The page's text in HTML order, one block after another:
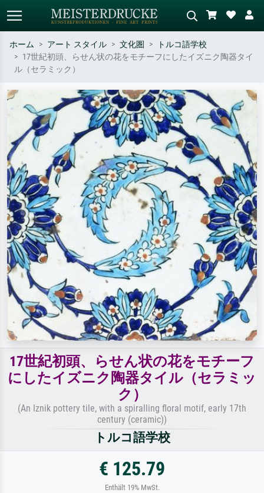
標準検索
– 例：モネ、星月夜、印象派、北
斎の波、ヌード。
緑の草原、赤の多い抽象画、暗い
油絵、木のそばの立ち姿のヌー
ド。
ホーム アート スタイル 文化圏
トルコ語学校
17世紀初頭、らせん状の花をモチーフにしたイズニク陶器タイ
ル（セラミック）
17世紀初頭、らせん状の花をモチーフ
にしたイズニク陶器タイル（セラミッ
ク）
(An Iznik pottery tile, with a spiralling floral motif, early 17th
century (ceramic))
トルコ語学校
€ 125.79
Enthält 19% MwSt.